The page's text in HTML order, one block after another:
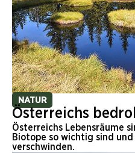
NATUR
Österreichs
Österreichs Lebensräume
Biotope so wichtig sind
verschwinden.